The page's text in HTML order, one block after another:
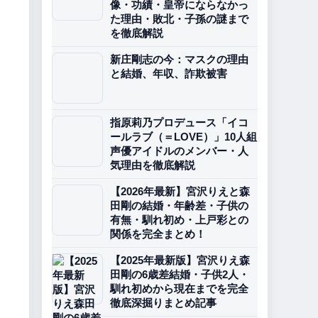
像・功績・皇帝にならなかっ
た理由・敗北・子孫の謎まで
を徹底解説
新庄剛志の今：マスクの理由
と結婚、年収、詐欺被害
指原莉乃プロデュース「イコ
ールラブ（＝LOVE）」10人組
声優アイドルのメンバー・人
気理由を徹底解説
【2026年最新】宮沢りえと森
田剛の結婚・年齢差・子供の
有無・馴れ初め・上戸彩との
関係を完全まとめ！
【2025年最新版】宮沢りえ森
田剛の6歳差結婚・子供2人・
馴れ初めから現在までを完全
徹底深掘りまとめ記事